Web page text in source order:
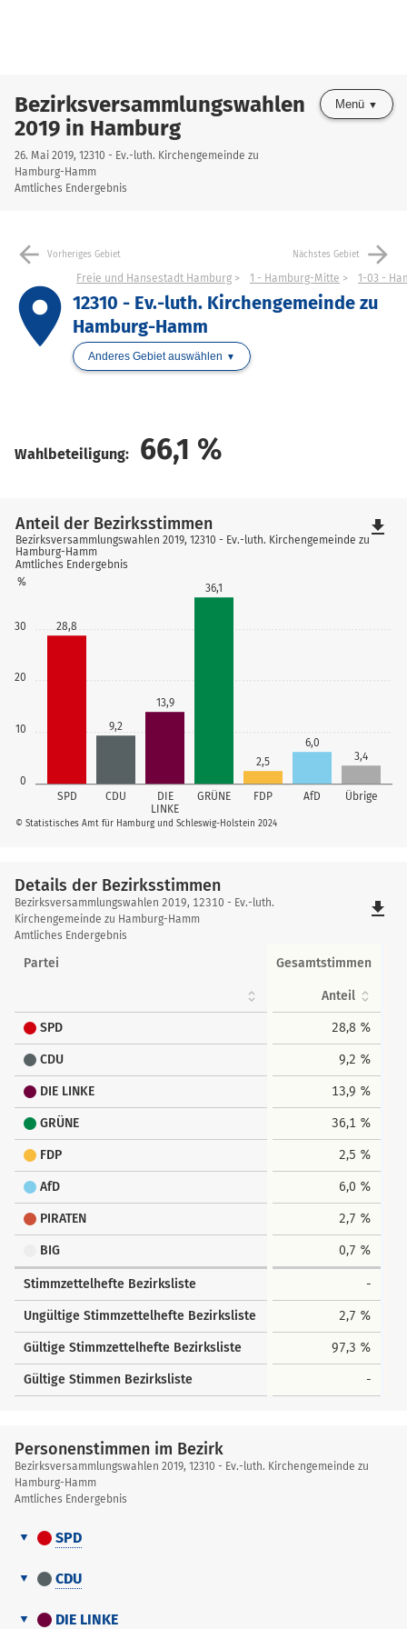
Bezirksversammlungswahlen
2019 in Hamburg
26. Mai 2019, 12310 - Ev.-luth. Kirchengemeinde zu
Hamburg-Hamm
Amtliches Endergebnis
Menü
arrow_back Vorheriges Gebiet Nächstes Gebiet arrow_forward
place
Freie und Hansestadt Hamburg 1 - Hamburg-Mitte 1-03 -
12310 - Ev.-luth. Kirchengemeinde zu
Hamburg-Hamm
Anderes Gebiet auswählen
Wahlbeteiligung: 66,1 %
0
10
20
30
%
SPD CDU
DIE
LINKE
GRÜNE FDP AfD Übrige
28,8
9,2
13,9
36,1
2,5
6,0
3,4
© Statistisches Amt für Hamburg und Schleswig-Holstein 2024
Anteil der Bezirksstimmen
Bezirksversammlungswahlen 2019, 12310 - Ev.-luth. Kirchengemeinde zu
Hamburg-Hamm
Amtliches Endergebnis
file_download
Details der Bezirksstimmen
Details
der
Bezirksstimmen
Bezirksversammlungswahlen 2019, 12310 - Ev.-luth.
Kirchengemeinde zu Hamburg-Hamm
Amtliches Endergebnis
file_download
Partei Gesamtstimmen
Anteil
SPD 28,8 %
CDU 9,2 %
DIE LINKE 13,9 %
GRÜNE 36,1 %
FDP 2,5 %
AfD 6,0 %
PIRATEN 2,7 %
BIG 0,7 %
Stimmzettelhefte Bezirksliste -
Ungültige Stimmzettelhefte Bezirksliste 2,7 %
Gültige Stimmzettelhefte Bezirksliste 97,3 %
Gültige Stimmen Bezirksliste -
Personenstimmen im Bezirk
Bezirksversammlungswahlen 2019, 12310 - Ev.-luth. Kirchengemeinde zu
Hamburg-Hamm
Amtliches Endergebnis
SPD
im
Bezirk
CDU
im
DIE LINKE